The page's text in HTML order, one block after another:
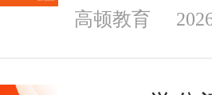
高顿教育